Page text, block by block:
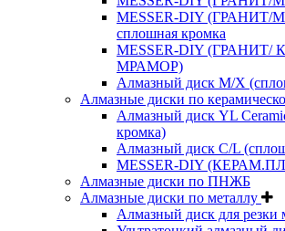
MESSER-DIY (ГРАНИТ/
сплошная кромка
MESSER-DIY
МРАМОР)
Алмазный диск M/X
Алмазные диски по
Алмазный диск YL
кромка)
Алмазный диск C/L
MESSER-DIY
Алмазные диски по ПНЖБ
Алмазные диски по металлу
Алмазный диск для резки